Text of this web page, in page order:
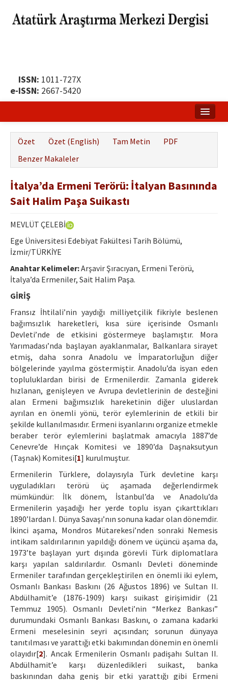
ISSN: 1011-727X
e-ISSN: 2667-5420
Yayın Politikası
Dergi Kurulları
Etik İlkeler
Yazar Rehberi
Hakem Rehberi
İletişim
Özet Özet (English) Tam Metin
PDF
Benzer Makaleler
İtalya’da Ermeni Terörü: İtalyan Basınında
Sait Halim Paşa Suikastı
MEVLÜT ÇELEBİ
Ege Üniversitesi Edebiyat Fakültesi Tarih Bölümü,
İzmir/TÜRKİYE
Anahtar Kelimeler:Arşavir Şıracıyan, Ermeni Terörü,
İtalya’da Ermeniler, Sait Halim Paşa.
GİRİŞ
Fransız İhtilali’nin yaydığı milliyetçilik fikriyle beslenen
bağımsızlık hareketleri, kısa süre içerisinde Osmanlı
Devleti’nde de etkisini göstermeye başlamıştır. Mora
Yarımadası’nda başlayan ayaklanmalar, Balkanlara sirayet
etmiş, daha sonra Anadolu ve İmparatorluğun diğer
bölgelerinde yayılma göstermiştir. Anadolu’da isyan eden
topluluklardan birisi de Ermenilerdir. Zamanla giderek
hızlanan, genişleyen ve Avrupa devletlerinin de desteğini
alan Ermeni bağımsızlık hareketinin diğer uluslardan
ayrılan en önemli yönü, terör eylemlerinin de etkili bir
şekilde kullanılmasıdır. Ermeni isyanlarını organize etmekle
beraber terör eylemlerini başlatmak amacıyla 1887’de
Cenevre’de Hınçak Komitesi ve 1890’da Daşnaksutyun
(Taşnak) Komitesi[1] kurulmuştur.
Ermenilerin Türklere, dolayısıyla Türk devletine karşı
uyguladıkları terörü üç aşamada değerlendirmek
mümkündür: İlk dönem, İstanbul’da ve Anadolu’da
Ermenilerin yaşadığı her yerde toplu isyan çıkarttıkları
1890’lardan I. Dünya Savaşı’nın sonuna kadar olan dönemdir.
İkinci aşama, Mondros Mütarekesi’nden sonraki Nemesis
intikam saldırılarının yapıldığı dönem ve üçüncü aşama da,
1973’te başlayan yurt dışında görevli Türk diplomatlara
karşı yapılan saldırılardır. Osmanlı Devleti döneminde
Ermeniler tarafından gerçekleştirilen en önemli iki eylem,
Osmanlı Bankası Baskını (26 Ağustos 1896) ve Sultan II.
Abdülhamit’e (1876-1909) karşı suikast girişimidir (21
Temmuz 1905). Osmanlı Devleti’nin “Merkez Bankası”
durumundaki Osmanlı Bankası Baskını, o zamana kadarki
Ermeni meselesinin seyri açısından; sorunun dünyaya
tanıtılması ve yarattığı etki bakımından dönemin en önemli
olayıdır[2]. Ancak Ermenilerin Osmanlı padişahı Sultan II.
Abdülhamit’e karşı düzenledikleri suikast, banka
baskınından daha geniş bir etki yarattığı gibi Ermeni